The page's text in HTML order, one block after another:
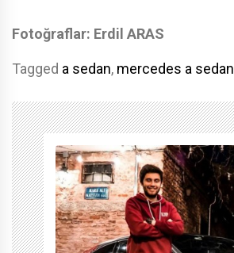
Fotoğraflar: Erdil ARAS
Tagged a sedan, mercedes a sedan